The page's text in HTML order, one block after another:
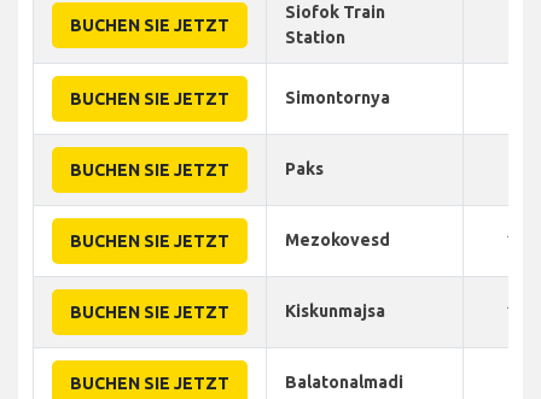
BUCHEN SIE JETZT
Siofok Train
Station
BUCHEN SIE JETZT Simontornya
BUCHEN SIE JETZT Paks
BUCHEN SIE JETZT Mezokovesd 110
BUCHEN SIE JETZT Kiskunmajsa 100
BUCHEN SIE JETZT Balatonalmadi